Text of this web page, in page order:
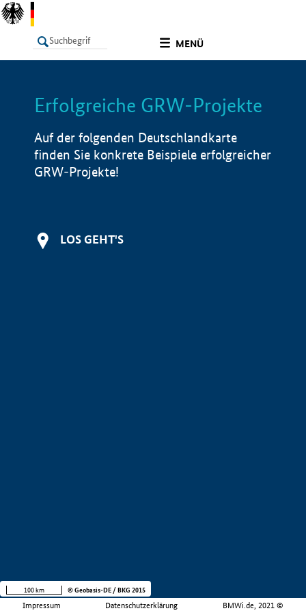
MENÜ
LISTE Info
Erfolgreiche GRW-Projekte
Auf der folgenden Deutschlandkarte
finden Sie konkrete Beispiele erfolgreicher
GRW-Projekte!
LOS GEHT'S
Impressum Datenschutzerklärung BMWi.de, 2021 ©
100 km © Geobasis-DE / BKG 2015